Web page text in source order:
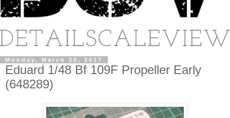
Monday, March 20, 2017
Eduard 1/48 Bf 109F Propeller Early
(648289)